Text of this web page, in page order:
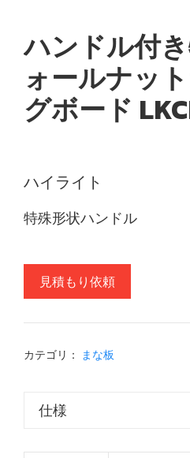
ハンドル付
ォールナッ
グボード
ハイライト
特殊形状ハンドル
見積もり依頼
カテゴリ： まな板
仕様